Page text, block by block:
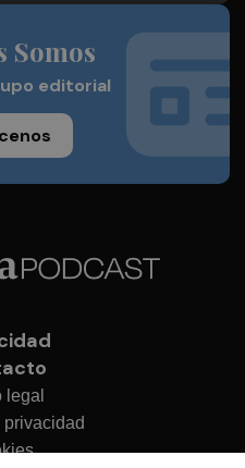
Somos
editorial
legal